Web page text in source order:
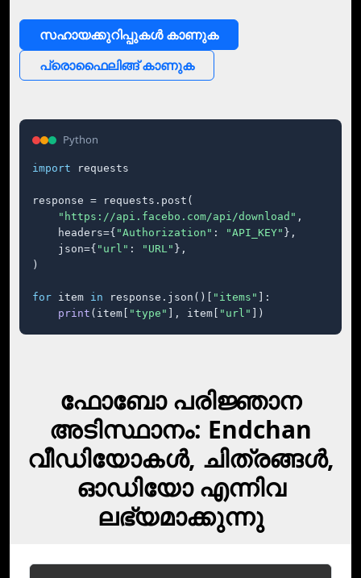
സഹായക്കുറിപ്പുകള്‍ കാണുക
പ്രൊഫൈലിങ്ങ് കാണുക
Python
import requests
response = requests.post(
"https://api.facebo.com/api/download" ,
    headers={
"Authorization" : "API_KEY" },
    json={
"url" : "URL" },
)
for item in response.json()[ "items"
]:
print (item[ "type" ], item[ "url" ])
ഫോബോ പരിജ്ഞാന
അടിസ്ഥാനം: Endchan
വീഡിയോകള്‍, ചിത്രങ്ങള്‍,
ഓഡിയോ എന്നിവ
ലഭ്യമാക്കുന്നു